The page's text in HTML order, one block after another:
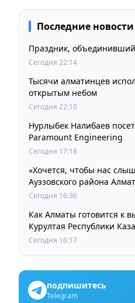
Последние новости
Праздник,
Сегодня 22:14
Тысячи алматинцев
открытым небом
Сегодня 22:10
Нурлыбек Налибаев
Paramount Engineering
Сегодня 17:18
«Хочется, чтобы нас
Ауэзовского района
ждут от выборов
Сегодня 16:36
Как Алматы готовится к
Курултая Республики
Сегодня 16:17
подпишитесь
Telegram